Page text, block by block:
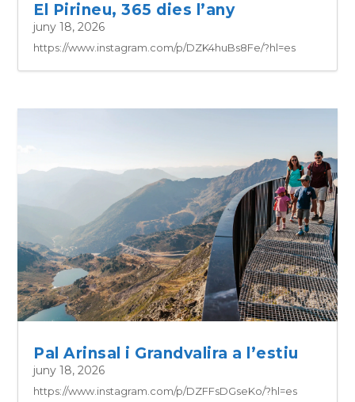
El Pirineu, 365 dies l’any
juny 18, 2026
https://www.instagram.com/p/DZK4huBs8Fe/?hl=es
Pal Arinsal i Grandvalira a l’estiu
juny 18, 2026
https://www.instagram.com/p/DZFFsDGseKo/?hl=es